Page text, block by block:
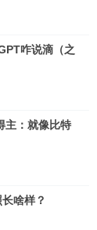
咋说滴（之
主：就像比特
啥样？